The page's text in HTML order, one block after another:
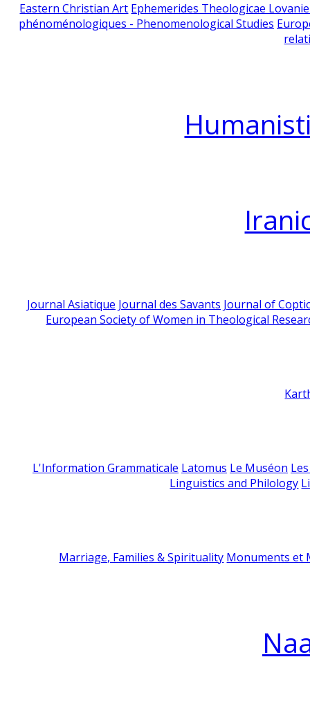
Eastern Christian Art Ephemerides Theologicae
phénoménologiques - Phenomenological Studies
Journal Asiatique Journal des Savants Journal of
European Society of Women in Theological
L'Information Grammaticale Latomus Le Muséon
Linguistics and Philology
Marriage, Families & Spirituality Monuments et